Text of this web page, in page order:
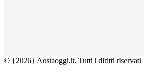
© {2026} Aostaoggi.it. Tutti i diritti riservati